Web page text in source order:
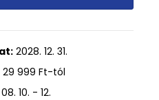
2028. 12. 31.
29 999 Ft-tól
10. - 12.